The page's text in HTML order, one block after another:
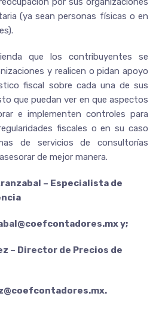
(ya sean personas físicas o en
que los contribuyentes se
y realicen o pidan apoyo
fiscal sobre cada una de sus
que puedan ver en que aspectos
e implementen controles para
fiscales o en su caso
de servicios de consultorías
de mejor manera.
– Especialista de
y;
– Director de Precios de